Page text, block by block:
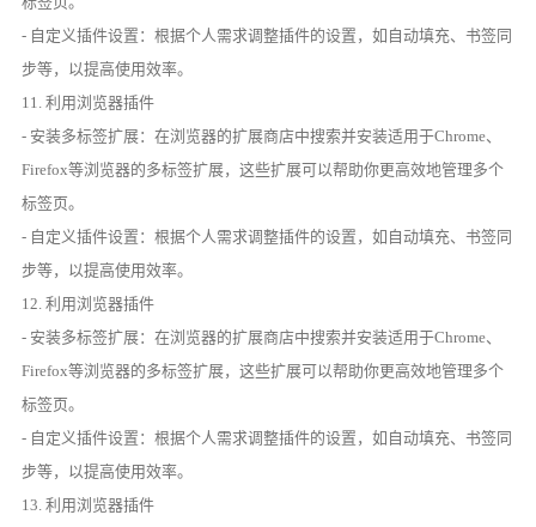
- 自定义插件设置：根据个人需求调整插件的设置，如自动填充、书签同
步等，以提高使用效率。
11. 利用浏览器插件
- 安装多标签扩展：在浏览器的扩展商店中搜索并安装适用于Chrome、
Firefox等浏览器的多标签扩展，这些扩展可以帮助你更高效地管理多个
标签页。
- 自定义插件设置：根据个人需求调整插件的设置，如自动填充、书签同
步等，以提高使用效率。
12. 利用浏览器插件
- 安装多标签扩展：在浏览器的扩展商店中搜索并安装适用于Chrome、
Firefox等浏览器的多标签扩展，这些扩展可以帮助你更高效地管理多个
标签页。
- 自定义插件设置：根据个人需求调整插件的设置，如自动填充、书签同
步等，以提高使用效率。
13. 利用浏览器插件